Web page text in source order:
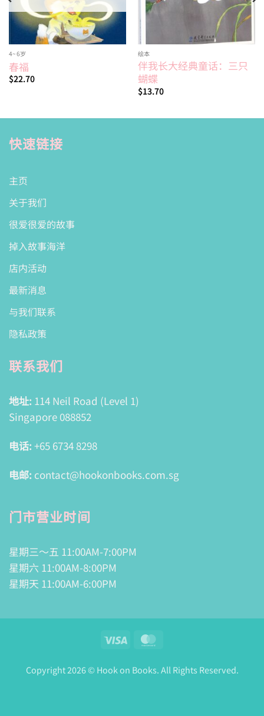
4~6岁
春福
$22.70
绘本
伴我长大经典童话：三只
蝴蝶
$13.70
快速链接
主页
关于我们
很爱很爱的故事
掉入故事海洋
店内活动
最新消息
与我们联系
隐私政策
联系我们
地址: 114 Neil Road (Level 1)
Singapore 088852
电话: +65 6734 8298
电邮: contact@hookonbooks.com.sg
门市营业时间
星期三～五 11:00AM-7:00PM
星期六 11:00AM-8:00PM
星期天 11:00AM-6:00PM
Visa
Copyright 2026 © Hook on Books. All Rights Reserved.